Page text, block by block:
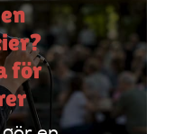
för